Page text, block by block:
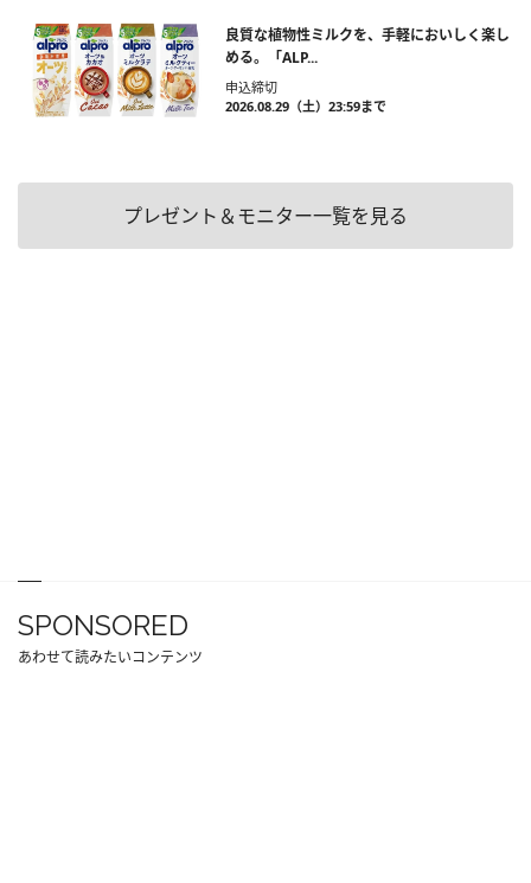
良質な植物性ミルクを、手軽においしく楽し
める。「ALP...
申込締切
2026.08.29（土）23:59まで
プレゼント＆モニター一覧を見る
SPONSORED
あわせて読みたいコンテンツ